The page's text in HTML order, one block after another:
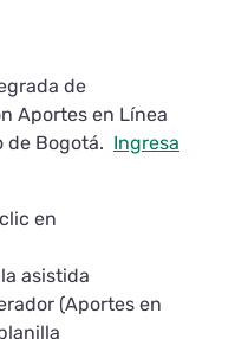
de
Aportes en Línea
de Bogotá. Ingresa
en
asistida
(Aportes en